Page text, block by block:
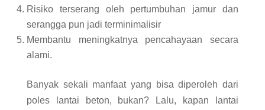
Risiko terserang oleh pertumbuhan jamur dan
serangga pun jadi terminimalisir
Membantu meningkatnya pencahayaan secara
alami.
Banyak sekali manfaat yang bisa diperoleh dari
poles lantai beton, bukan? Lalu, kapan lantai